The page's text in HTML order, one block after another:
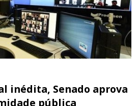
inédita, Senado aprova
pública